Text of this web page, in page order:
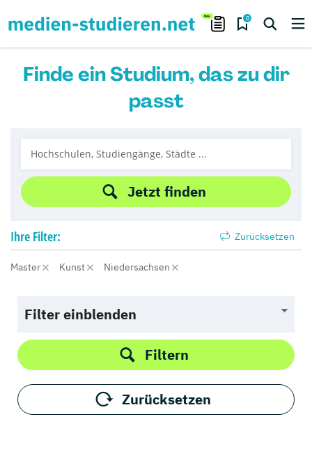
0
Finde ein Studium, das zu dir
passt
Jetzt finden
Ihre Filter: Zurücksetzen
Master Kunst Niedersachsen
Filter einblenden
Filtern
Zurücksetzen